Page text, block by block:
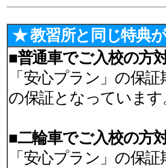
★ 教習所と同じ特典が
■普通車でご入校の方
「安心プラン」の保
の保証となっています
■二輪車でご入校の方
「安心プラン」の保